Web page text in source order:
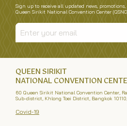
Sign up to receive all updated news,
Queen Sirikit National Convention Center
QUEEN SIRIKIT
NATIONAL CONVENTION
60 Queen Sirikit National Convention Center,
Sub-district, Khlong Toei District, Bangkok
Covid-19